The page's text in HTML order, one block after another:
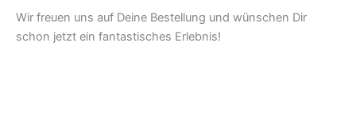
Wir freuen uns auf Deine Bestellung und wünschen Dir
schon jetzt ein fantastisches Erlebnis!